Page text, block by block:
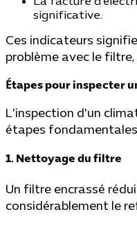
significative.
Ces indicateurs
problème avec le
Étapes pour inspecter
L'inspection d'un
étapes
1. Nettoyage du filtre
Un filtre encrassé
considérablement le